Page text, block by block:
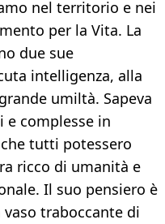
nel territorio e nei
per la Vita. La
due sue
intelligenza, alla
umiltà. Sapeva
complesse in
tutti potessero
ricco di umanità e
Il suo pensiero è
traboccante di